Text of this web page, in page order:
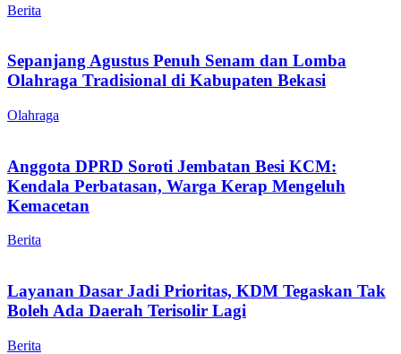
Berita
Sepanjang Agustus Penuh Senam dan Lomba
Olahraga Tradisional di Kabupaten Bekasi
Olahraga
Anggota DPRD Soroti Jembatan Besi KCM:
Kendala Perbatasan, Warga Kerap Mengeluh
Kemacetan
Berita
Layanan Dasar Jadi Prioritas, KDM Tegaskan Tak
Boleh Ada Daerah Terisolir Lagi
Berita